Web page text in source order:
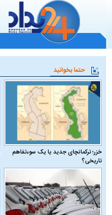
حتما بخوانید
خزر؛ ترکمانچای جدید یا یک سوءتفاهم
تاریخی؟